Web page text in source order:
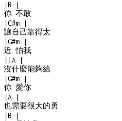
|B
|
你 不敢
|C#m
|
讓自己靠得太
|G#m
|
近 怕我
| |A
|
沒什麼能夠給
|G#m
|
你 愛你
|A
|
也需要很大的勇
|B
|